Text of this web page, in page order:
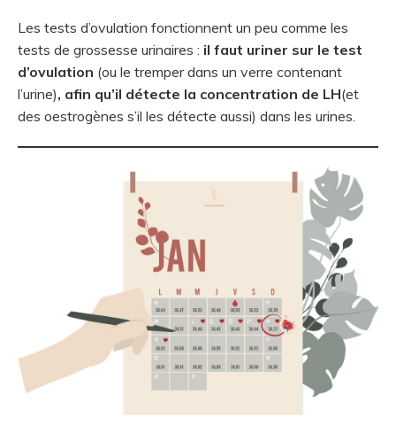
Les tests d’ovulation fonctionnent un peu comme les
tests de grossesse urinaires : il faut uriner sur le test
d’ovulation (ou le tremper dans un verre contenant
l’urine), afin qu’il détecte la concentration de LH(et
des oestrogènes s’il les détecte aussi) dans les urines.